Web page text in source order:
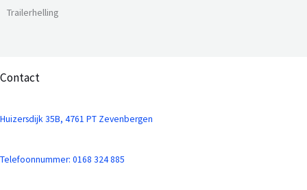
Trailerhelling
Contact
Huizersdijk 35B, 4761 PT Zevenbergen
Telefoonnummer: 0168 324 885